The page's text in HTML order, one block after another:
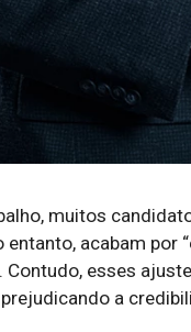
muitos
acabam por
Contudo, esses
a